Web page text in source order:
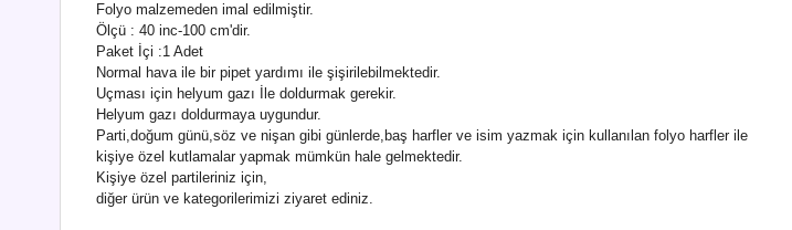
Folyo malzemeden imal edilmiştir.
Ölçü : 40 inc-100 cm'dir.
Paket İçi :1 Adet
Normal hava ile bir pipet yardımı ile şişirilebilmektedir.
Uçması için helyum gazı İle doldurmak gerekir.
Helyum gazı doldurmaya uygundur.
Parti,doğum günü,söz ve nişan gibi günlerde,baş harfler ve isim yazmak için kullanılan folyo harfler ile
kişiye özel kutlamalar yapmak mümkün hale gelmektedir.
Kişiye özel partileriniz için,
diğer ürün ve kategorilerimizi ziyaret ediniz.